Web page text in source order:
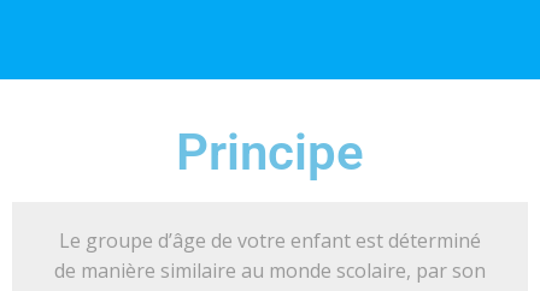
Principe
Le groupe d’âge de votre enfant est déterminé
de manière similaire au monde scolaire, par son